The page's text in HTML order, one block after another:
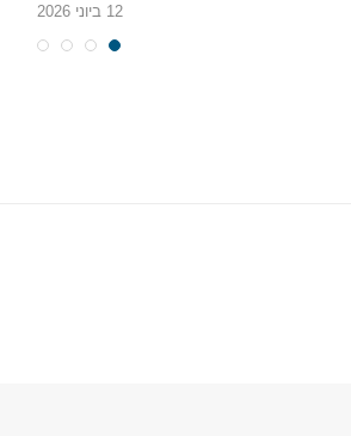
12 ביוני 2026